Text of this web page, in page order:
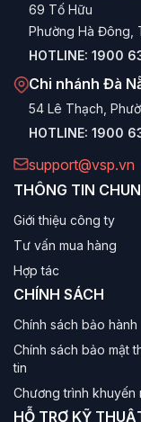
69 Tố Hữu
Phường Hà Đông,
HOTLINE: 1900
Chi nhánh Đà
54 Lê Thạch,
HOTLINE: 1900
support@vsp.vn
THÔNG TIN
Giới thiệu công ty
Tư vấn mua hàng
Hợp tác
CHÍNH SÁCH
Chính sách bảo hành
Chính sách bảo mật
tin
Chương trình khuyến
HỖ TRỢ KỸ